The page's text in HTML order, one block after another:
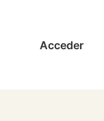
Acceder